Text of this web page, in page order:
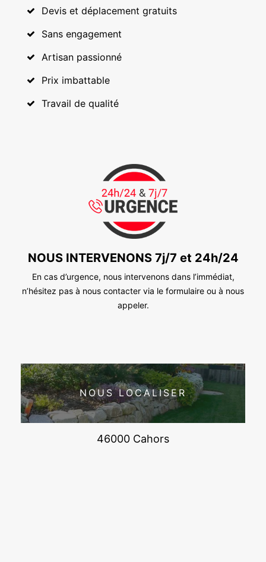
Devis et déplacement gratuits
Sans engagement
Artisan passionné
Prix imbattable
Travail de qualité
NOUS INTERVENONS 7j/7 et 24h/24
En cas d’urgence, nous intervenons dans l’immédiat,
n’hésitez pas à nous contacter via le formulaire ou à nous
appeler.
NOUS LOCALISER
46000 Cahors